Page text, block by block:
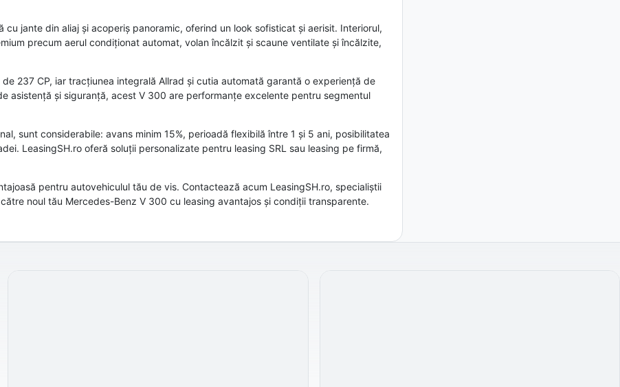
jante din aliaj și acoperiș panoramic, oferind un look sofisticat și aerisit. Interiorul,
precum aerul condiționat automat, volan încălzit și scaune ventilate și încălzite,
237 CP, iar tracțiunea integrală Allrad și cutia automată garantă o experiență de
asistență și siguranță, acest V 300 are performanțe excelente pentru segmentul
sunt considerabile: avans minim 15%, perioadă flexibilă între 1 și 5 ani, posibilitatea
LeasingSH.ro oferă soluții personalizate pentru leasing SRL sau leasing pe firmă,
pentru autovehiculul tău de vis. Contactează acum LeasingSH.ro, specialiștii
noul tău Mercedes-Benz V 300 cu leasing avantajos și condiții transparente.